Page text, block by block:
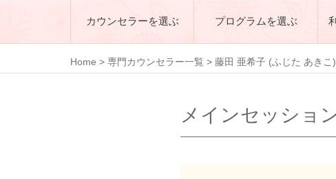
カウンセラーを選ぶ プログラムを選ぶ
Home > 専門カウンセラー一覧 > 藤田 亜希子 (ふじた あきこ)
メインセッショ